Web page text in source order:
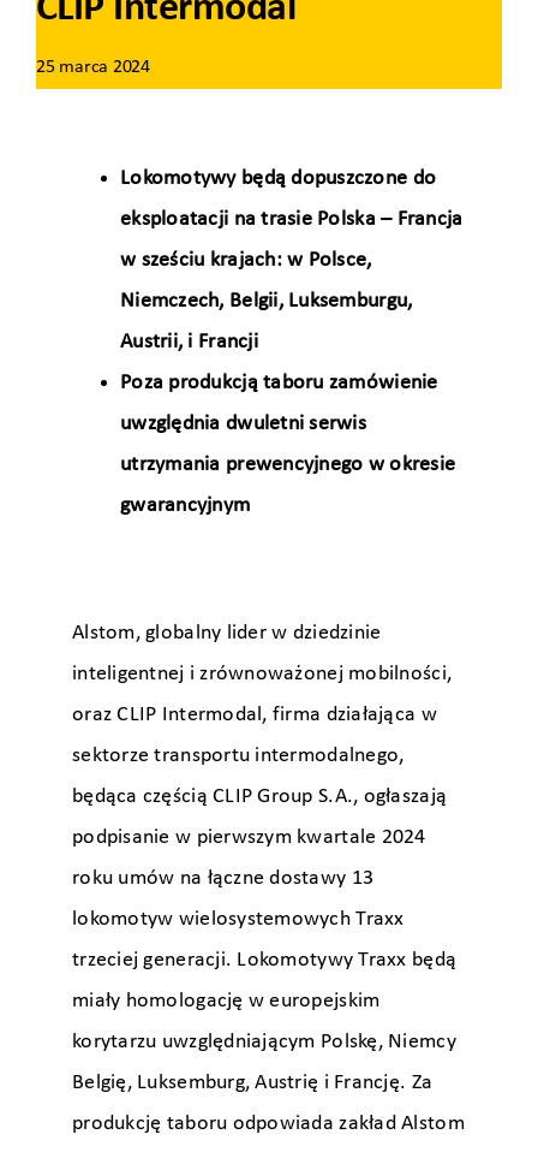
CLIP Intermodal
25 marca 2024
Lokomotywy będą dopuszczone do
eksploatacji na trasie Polska – Francja
w sześciu krajach: w Polsce,
Niemczech, Belgii, Luksemburgu,
Austrii, i Francji
Poza produkcją taboru zamówienie
uwzględnia dwuletni serwis
utrzymania prewencyjnego w okresie
gwarancyjnym
Alstom, globalny lider w dziedzinie
inteligentnej i zrównoważonej mobilności,
oraz CLIP Intermodal, firma działająca w
sektorze transportu intermodalnego,
będąca częścią CLIP Group S.A., ogłaszają
podpisanie w pierwszym kwartale 2024
roku umów na łączne dostawy 13
lokomotyw wielosystemowych Traxx
trzeciej generacji. Lokomotywy Traxx będą
miały homologację w europejskim
korytarzu uwzględniającym Polskę, Niemcy
Belgię, Luksemburg, Austrię i Francję. Za
produkcję taboru odpowiada zakład Alstom